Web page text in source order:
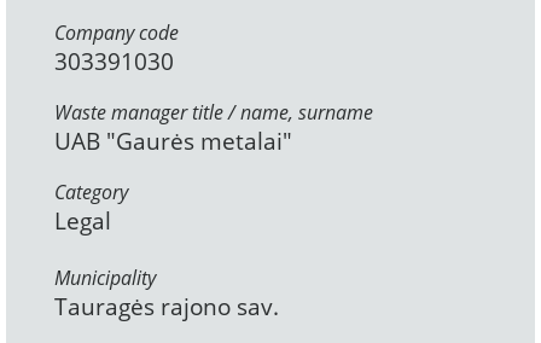
Company code
303391030
Waste manager title / name, surname
UAB "Gaurės metalai"
Category
Legal
Municipality
Tauragės rajono sav.